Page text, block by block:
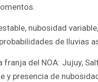
nubosidad
de lluvias
del NOA: Jujuy,
y presencia de